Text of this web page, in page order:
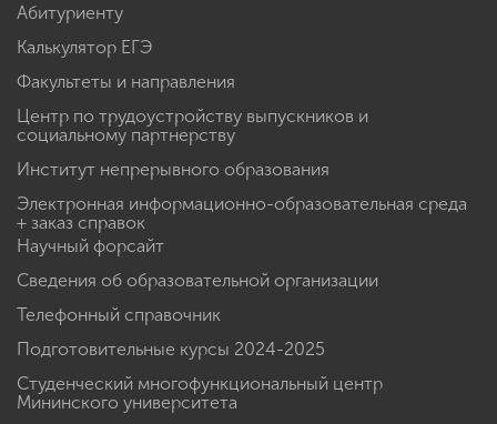
Абитуриенту
Калькулятор ЕГЭ
Факультеты и направления
Центр по трудоустройству выпускников и
социальному партнерству
Институт непрерывного образования
Электронная информационно-образовательная среда
+ заказ справок
Научный форсайт
Сведения об образовательной организации
Телефонный справочник
Подготовительные курсы 2024-2025
Студенческий многофункциональный центр
Мининского университета